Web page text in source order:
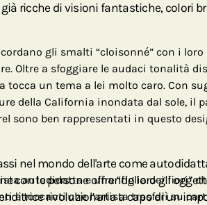
ricche di visioni fantastiche, colori
gli smalti “cloisonné” con i loro
Oltre a sfoggiare le audaci tonalità
tocca un tema a lei molto caro. Con
della California inondata dal sole, il
sono ben rappresentati in questo
nel mondo dell'arte come
con le persone offrendo loro gli
rivoluzionaria a capo di un
autodidatta e una “figlia dei fiori”
e toccanti che l’artista trasferì su